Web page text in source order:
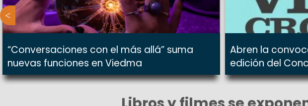
“Conversaciones con el más allá” suma
nuevas funciones en Viedma
Abren la
edición del